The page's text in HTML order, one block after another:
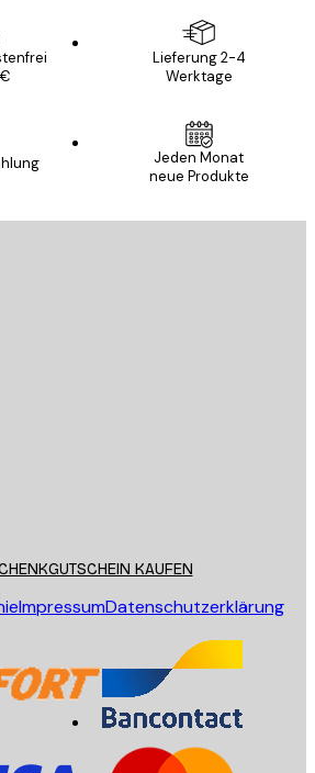
Lieferung 2-4
Werktage
Jeden Monat
neue Produkte
KAUFEN
ImpressumDatenschutzerklärung